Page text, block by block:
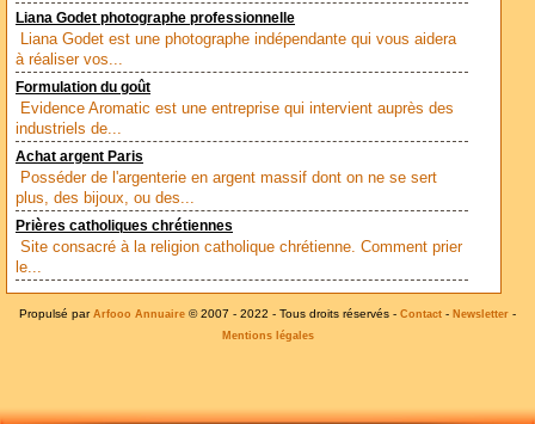
Liana Godet photographe professionnelle
Liana Godet est une photographe indépendante qui vous aidera
à réaliser vos...
Formulation du goût
Evidence Aromatic est une entreprise qui intervient auprès des
industriels de...
Achat argent Paris
Posséder de l'argenterie en argent massif dont on ne se sert
plus, des bijoux, ou des...
Prières catholiques chrétiennes
Site consacré à la religion catholique chrétienne. Comment prier
le...
Propulsé par Arfooo Annuaire © 2007 - 2022 - Tous droits réservés - Contact - Newsletter -
Mentions légales